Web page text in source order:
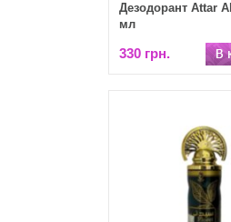
Дезодорант Attar
мл
330 грн.